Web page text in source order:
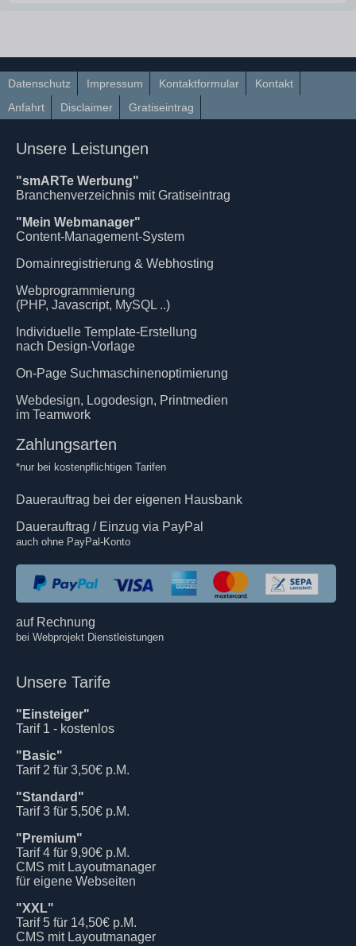
Datenschutz Impressum Kontaktformular
Kontakt
Anfahrt
Disclaimer Gratiseintrag
Unsere Leistungen
"smARTe Werbung"
Branchenverzeichnis mit Gratiseintrag
"Mein Webmanager"
Content-Management-System
Domainregistrierung & Webhosting
Webprogrammierung
(PHP, Javascript, MySQL ..)
Individuelle Template-Erstellung
nach Design-Vorlage
On-Page Suchmaschinenoptimierung
Webdesign, Logodesign, Printmedien
im Teamwork
Zahlungsarten
*nur bei kostenpflichtigen Tarifen
Dauerauftrag bei der eigenen Hausbank
Dauerauftrag / Einzug via PayPal
auch ohne PayPal-Konto
auf Rechnung
bei Webprojekt Dienstleistungen
Unsere Tarife
"Einsteiger"
Tarif 1 - kostenlos
"Basic"
Tarif 2 für 3,50€ p.M.
"Standard"
Tarif 3 für 5,50€ p.M.
"Premium"
Tarif 4 für 9,90€ p.M.
CMS mit Layoutmanager
für eigene Webseiten
"XXL"
Tarif 5 für 14,50€ p.M.
CMS mit Layoutmanager